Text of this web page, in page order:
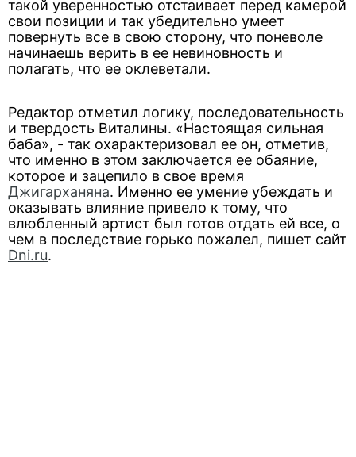
такой уверенностью отстаивает перед камерой
свои позиции и так убедительно умеет
повернуть все в свою сторону, что поневоле
начинаешь верить в ее невиновность и
полагать, что ее оклеветали.
Редактор отметил логику, последовательность
и твердость Виталины. «Настоящая сильная
баба», - так охарактеризовал ее он, отметив,
что именно в этом заключается ее обаяние,
которое и зацепило в свое время
Джигарханяна. Именно ее умение убеждать и
оказывать влияние привело к тому, что
влюбленный артист был готов отдать ей все, о
чем в последствие горько пожалел, пишет сайт
Dni.ru.